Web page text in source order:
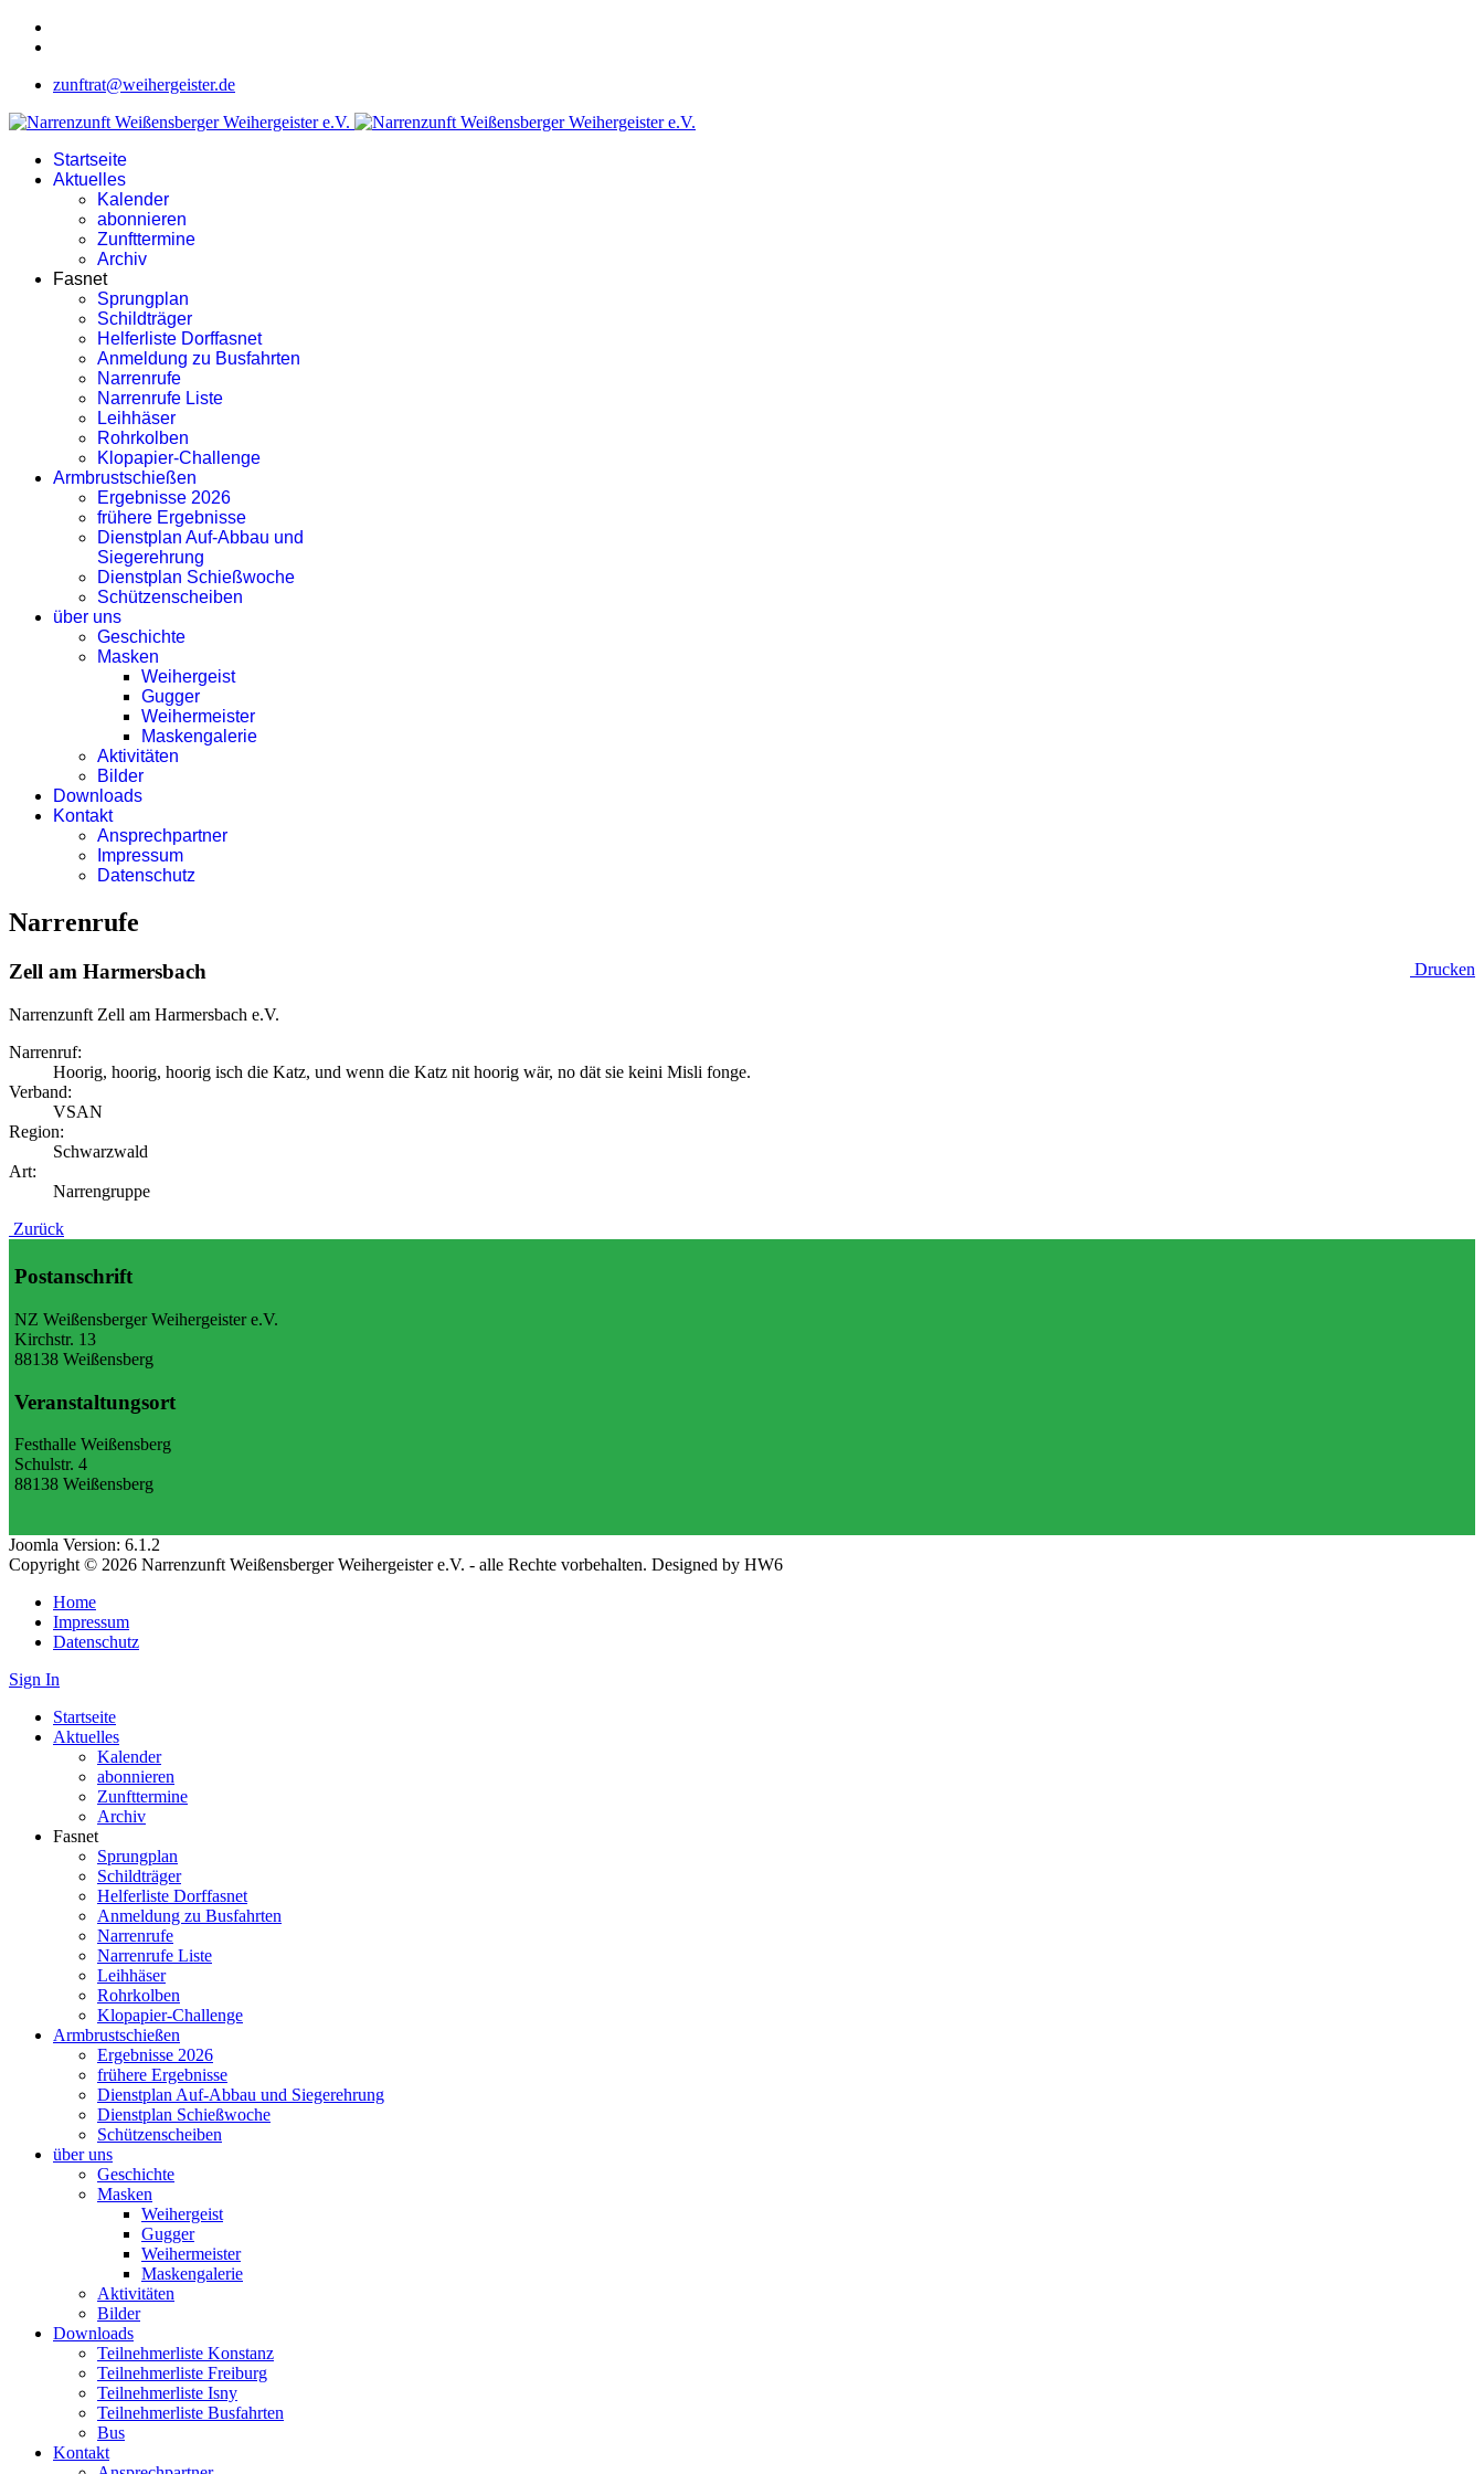
zunftrat@weihergeister.de
Startseite
Aktuelles
Kalender
abonnieren
Zunfttermine
Archiv
Fasnet
Sprungplan
Schildträger
Helferliste Dorffasnet
Anmeldung zu Busfahrten
Narrenrufe
Narrenrufe Liste
Leihhäser
Rohrkolben
Klopapier-Challenge
Armbrustschießen
Ergebnisse 2026
frühere Ergebnisse
Dienstplan Auf-Abbau und
Siegerehrung
Dienstplan Schießwoche
Schützenscheiben
über uns
Geschichte
Masken
Weihergeist
Gugger
Weihermeister
Maskengalerie
Aktivitäten
Bilder
Downloads
Kontakt
Ansprechpartner
Impressum
Datenschutz
Narrenrufe
Drucken
Zell am Harmersbach
Narrenzunft Zell am Harmersbach e.V.
Narrenruf:
Hoorig, hoorig, hoorig isch die Katz, und wenn die Katz nit hoorig wär, no dät sie keini Misli fonge.
Verband:
VSAN
Region:
Schwarzwald
Art:
Narrengruppe
Zurück
Postanschrift
NZ Weißensberger Weihergeister e.V.
Kirchstr. 13
88138 Weißensberg
Veranstaltungsort
Festhalle Weißensberg
Schulstr. 4
88138 Weißensberg
Joomla Version: 6.1.2
Copyright © 2026 Narrenzunft Weißensberger Weihergeister e.V. - alle Rechte vorbehalten. Designed by HW6
Home
Impressum
Datenschutz
Sign In
Startseite
Aktuelles
Kalender
abonnieren
Zunfttermine
Archiv
Fasnet
Sprungplan
Schildträger
Helferliste Dorffasnet
Anmeldung zu Busfahrten
Narrenrufe
Narrenrufe Liste
Leihhäser
Rohrkolben
Klopapier-Challenge
Armbrustschießen
Ergebnisse 2026
frühere Ergebnisse
Dienstplan Auf-Abbau und Siegerehrung
Dienstplan Schießwoche
Schützenscheiben
über uns
Geschichte
Masken
Weihergeist
Gugger
Weihermeister
Maskengalerie
Aktivitäten
Bilder
Downloads
Teilnehmerliste Konstanz
Teilnehmerliste Freiburg
Teilnehmerliste Isny
Teilnehmerliste Busfahrten
Bus
Kontakt